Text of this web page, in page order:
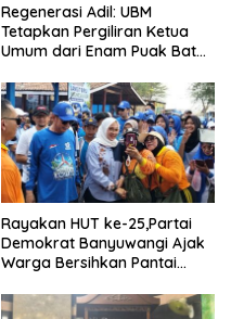
Regenerasi Adil: UBM
Tetapkan Pergiliran Ketua
Umum dari Enam Puak Batak
Rayakan HUT ke-25,Partai
Demokrat Banyuwangi Ajak
Warga Bersihkan Pantai